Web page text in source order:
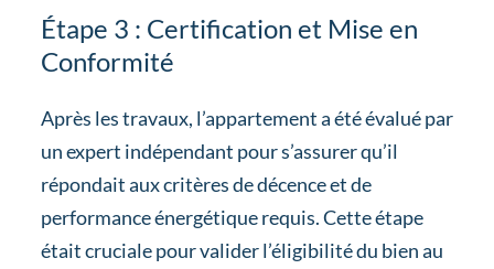
Étape 3 : Certification et Mise en
Conformité
Après les travaux, l’appartement a été évalué par
un expert indépendant pour s’assurer qu’il
répondait aux critères de décence et de
performance énergétique requis. Cette étape
était cruciale pour valider l’éligibilité du bien au